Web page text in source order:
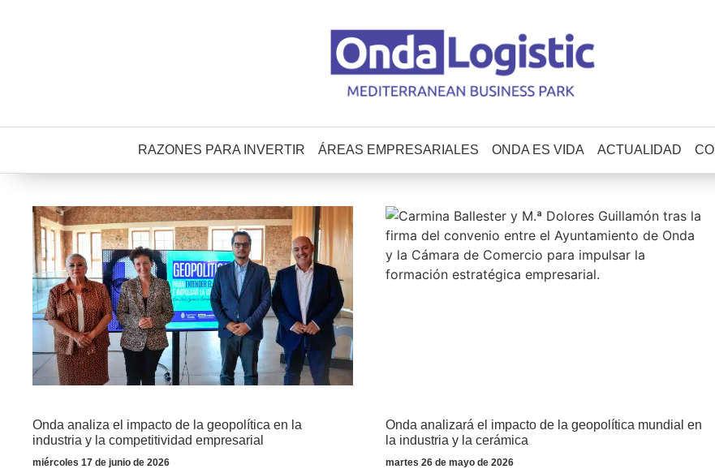
RAZONES PARA INVERTIR ÁREAS EMPRESARIALES ONDA ES VIDA ACTUALIDAD
Onda analiza el impacto de la geopolítica en la
industria y la competitividad empresarial
miércoles 17 de junio de 2026
Onda analizará el impacto de la geopolítica mundial en
la industria y la cerámica
martes 26 de mayo de 2026